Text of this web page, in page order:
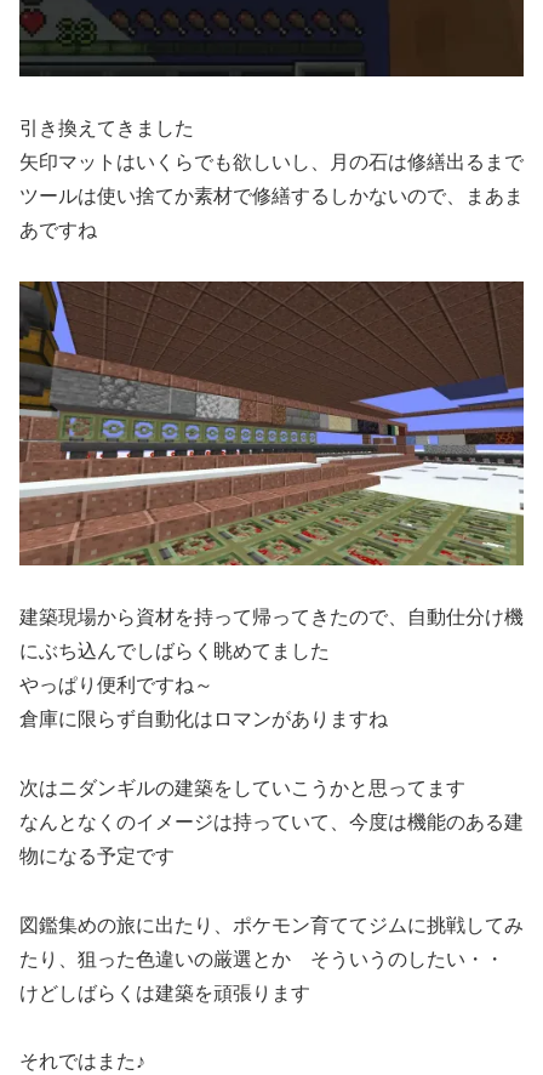
引き換えてきました
矢印マットはいくらでも欲しいし、月の石は修繕出るまで
ツールは使い捨てか素材で修繕するしかないので、まあま
あですね
建築現場から資材を持って帰ってきたので、自動仕分け機
にぶち込んでしばらく眺めてました
やっぱり便利ですね～
倉庫に限らず自動化はロマンがありますね
次はニダンギルの建築をしていこうかと思ってます
なんとなくのイメージは持っていて、今度は機能のある建
物になる予定です
図鑑集めの旅に出たり、ポケモン育ててジムに挑戦してみ
たり、狙った色違いの厳選とか そういうのしたい・・
けどしばらくは建築を頑張ります
それではまた♪